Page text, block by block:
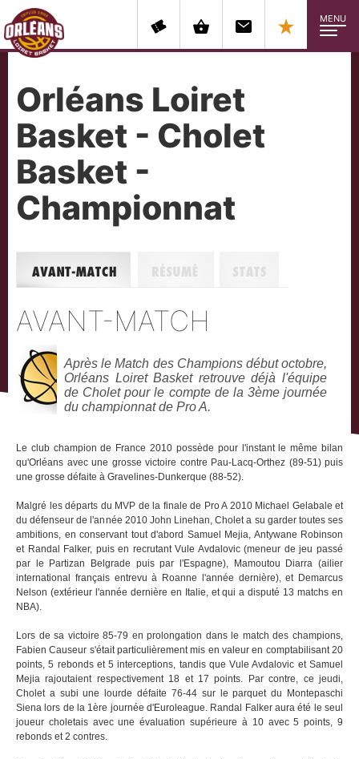
MENU
Orléans Loiret
Basket - Cholet
Basket -
Championnat
AVANT-MATCH
Après le Match des Champions début octobre,
Orléans Loiret Basket retrouve déjà l'équipe
de Cholet pour le compte de la 3ème journée
du championnat de Pro A.
Le club champion de France 2010 possède pour l'instant le même bilan
qu'Orléans avec une grosse victoire contre Pau-Lacq-Orthez (89-51) puis
une grosse défaite à Gravelines-Dunkerque (88-52).
Malgré les départs du MVP de la finale de Pro A 2010 Michael Gelabale et
du défenseur de l'année 2010 John Linehan, Cholet a su garder toutes ses
ambitions, en conservant tout d'abord Samuel Mejia, Antywane Robinson
et Randal Falker, puis en recrutant Vule Avdalovic (meneur de jeu passé
par le Partizan Belgrade puis par l'Espagne), Mamoutou Diarra (ailier
international français entrevu à Roanne l'année dernière), et Demarcus
Nelson (extérieur l'année dernière en Italie, et qui a disputé 13 matchs en
NBA).
Lors de sa victoire 85-79 en prolongation dans le match des champions,
Fabien Causeur s'était particulièrement mis en valeur en comptabilisant 20
points, 5 rebonds et 5 interceptions, tandis que Vule Avdalovic et Samuel
Mejia rajoutaient respectivement 18 et 17 points. Par contre, ce jeudi,
Cholet a subi une lourde défaite 76-44 sur le parquet du Montepaschi
Siena lors de la 1ère journée d'Euroleague. Randal Falker aura été le seul
joueur choletais avec une évaluation supérieure à 10 avec 5 points, 9
rebonds et 2 contres.